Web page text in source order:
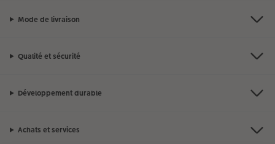
Mode de livraison
Qualité et sécurité
Développement durable
Achats et services